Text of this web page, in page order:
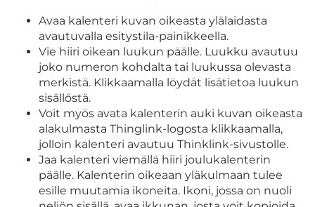
Avaa kalenteri kuvan oikeasta ylälaidasta
avautuvalla esitystila-painikkeella.
Vie hiiri oikean luukun päälle. Luukku avautuu
joko numeron kohdalta tai luukussa olevasta
merkistä. Klikkaamalla löydät lisätietoa luukun
sisällöstä.
Voit myös avata kalenterin auki kuvan oikeasta
alakulmasta Thinglink-logosta klikkaamalla,
jolloin kalenteri avautuu Thinklink-sivustolle.
Jaa kalenteri viemällä hiiri joulukalenterin
päälle. Kalenterin oikeaan yläkulmaan tulee
esille muutamia ikoneita. Ikoni, jossa on nuoli